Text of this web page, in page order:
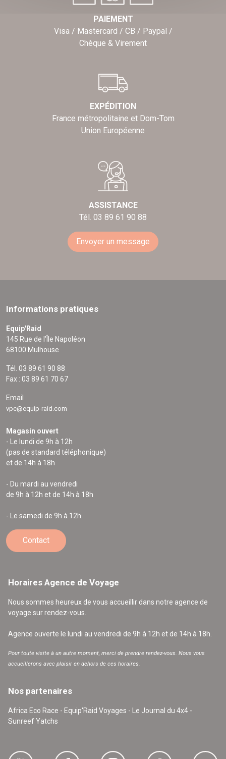
PAIEMENT
Visa / Mastercard / CB / Paypal /
Chèque & Virement
EXPÉDITION
France métropolitaine et Dom-Tom
Union Européenne
ASSISTANCE
Tél. 03 89 61 90 88
Envoyer un message
Informations pratiques
Equip'Raid
145 Rue de l'Île Napoléon
68100 Mulhouse
Tél. 03 89 61 90 88
Fax : 03 89 61 70 67
Email
vpc@equip-raid.com
Magasin ouvert
- Le lundi de 9h à 12h
(pas de standard téléphonique)
et de 14h à 18h
- Du mardi au vendredi
de 9h à 12h et de 14h à 18h
- Le samedi de 9h à 12h
Contact
Horaires Agence de Voyage
Nous sommes heureux de vous accueillir dans notre agence de
voyage sur rendez-vous.
Agence ouverte le lundi au vendredi de 9h à 12h et de 14h à 18h.
Pour toute visite à un autre moment, merci de prendre rendez-vous. Nous vous
accueillerons avec plaisir en dehors de ces horaires.
Nos partenaires
Africa Eco Race - Equip'Raid Voyages - Le Journal du 4x4 -
Sunreef Yatchs